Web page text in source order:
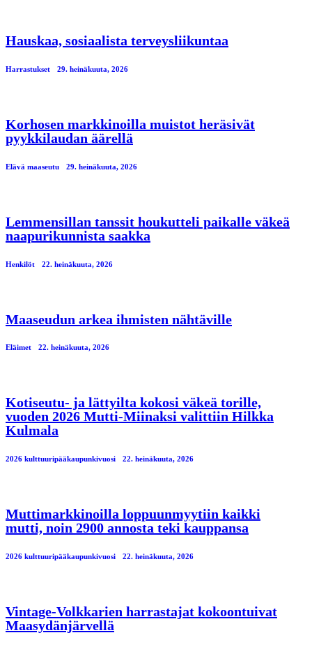
Hauskaa, sosiaalista terveysliikuntaa
Harrastukset 29. heinäkuuta, 2026
Korhosen markkinoilla muistot heräsivät
pyykkilaudan äärellä
Elävä maaseutu 29. heinäkuuta, 2026
Lemmensillan tanssit houkutteli paikalle väkeä
naapurikunnista saakka
Henkilöt 22. heinäkuuta, 2026
Maaseudun arkea ihmisten nähtäville
Eläimet 22. heinäkuuta, 2026
Kotiseutu- ja lättyilta kokosi väkeä torille,
vuoden 2026 Mutti-Miinaksi valittiin Hilkka
Kulmala
2026 kulttuuripääkaupunkivuosi 22. heinäkuuta, 2026
Muttimarkkinoilla loppuunmyytiin kaikki
mutti, noin 2900 annosta teki kauppansa
2026 kulttuuripääkaupunkivuosi 22. heinäkuuta, 2026
Vintage-Volkkarien harrastajat kokoontuivat
Maasydänjärvellä